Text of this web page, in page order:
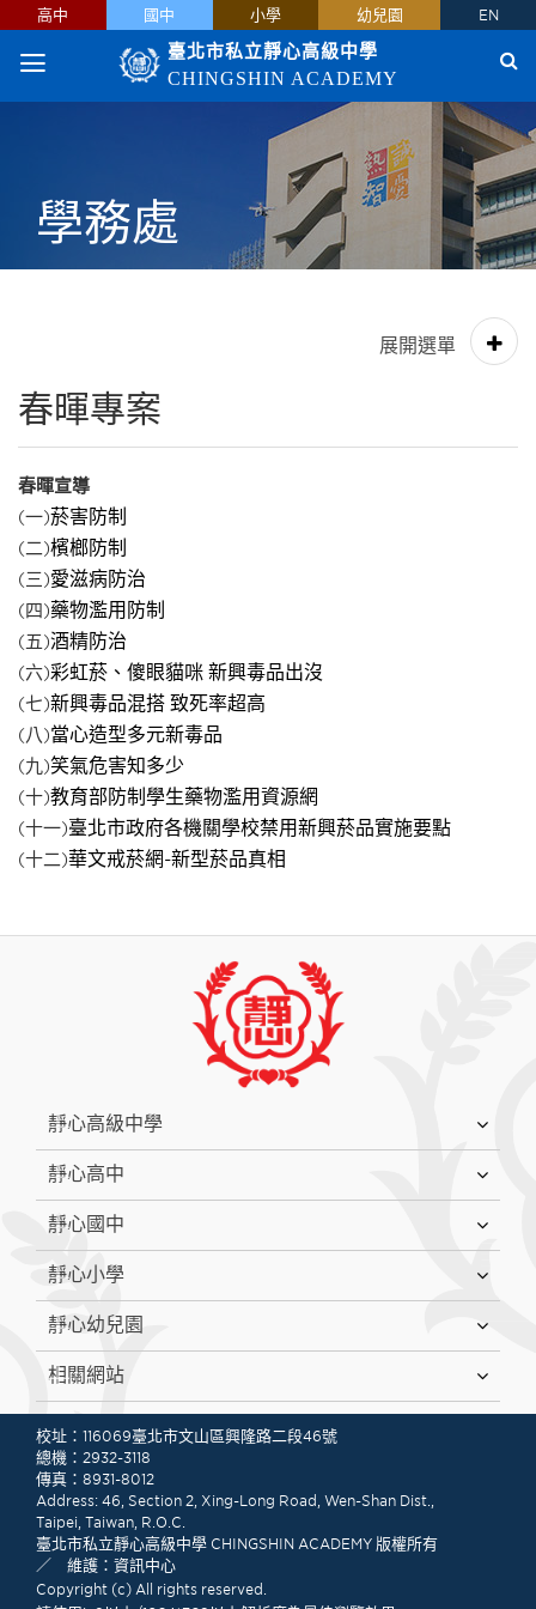
高中 國中 小學 幼兒園 EN
臺北市私立靜心高級中學
CHINGSHIN ACADEMY
學務處
春暉專案
春暉宣導
(一)菸害防制
(二)檳榔防制
(三)愛滋病防治
(四)藥物濫用防制
(五)酒精防治
(六)彩虹菸、傻眼貓咪 新興毒品出沒
(七)新興毒品混搭 致死率超高
(八)當心造型多元新毒品
(九)笑氣危害知多少
(十)教育部防制學生藥物濫用資源網
(十一)臺北市政府各機關學校禁用新興菸品實施要點
(十二)華文戒菸網-新型菸品真相
靜心高級中學
靜心高中
靜心國中
靜心小學
靜心幼兒園
相關網站
校址：116069臺北市文山區興隆路二段46號
總機：2932-3118
傳真：8931-8012
Address: 46, Section 2, Xing-Long Road, Wen-Shan Dist.,
Taipei, Taiwan, R.O.C.
臺北市私立靜心高級中學 CHINGSHIN ACADEMY 版權所有
／ 維護：資訊中心
Copyright (c) All rights reserved.